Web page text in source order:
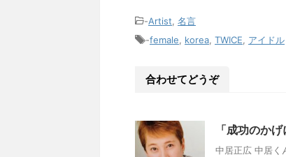
e
e
o
k
-Artist, 名言
-female, korea, TWICE, アイドル
合わせてどうぞ
「成功のか
中居正広 中居く